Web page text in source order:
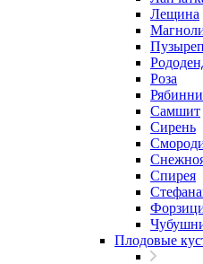
Лещина
Роза
Самшит
Сирень
Спирея
Плодовые